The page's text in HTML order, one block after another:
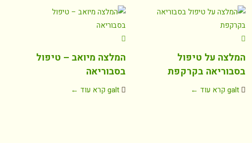
המלצה מיואב – טיפול
בסבוריאה
galt קרא עוד ←
המלצה על טיפול
בסבוריאה בקרקפת
galt קרא עוד ←